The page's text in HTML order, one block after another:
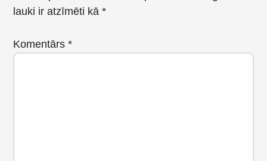
lauki ir atzīmēti kā*
Komentārs*